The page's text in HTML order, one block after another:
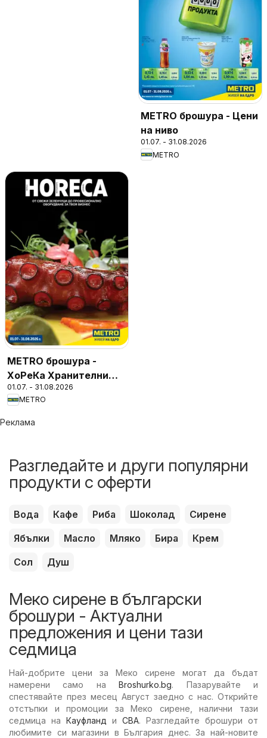
METRO брошура - Цени
на ниво
01.07. - 31.08.2026
METRO
METRO брошура -
ХоРеКа Хранителни
стоки
01.07. - 31.08.2026
METRO
Реклама
Разгледайте и други популярни
продукти с оферти
Вода Кафе Риба Шоколад
Сирене
Ябълки
Масло Мляко Бира
Крем
Сол
Душ
Меко сирене в български
брошури - Актуални
предложения и цени тази
седмица
Най-добрите цени за Меко сирене могат да бъдат
намерени само наBroshurko.bg. Пазарувайте и
спестявайте през месец Август заедно с нас. Открийте
отстъпки и промоции за Меко сирене, налични тази
седмица на Кауфланд и CBA. Разгледайте брошури от
любимите си магазини в България днес. За най-новите